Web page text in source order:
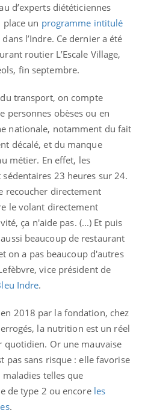
d’experts diététiciennes
un programme intitulé
dans l’Indre. Ce dernier a été
routier L’Escale Village,
fin septembre.
transport, on compte
personnes obèses ou en
nationale, notamment du fait
décalé, et du manque
métier. En effet, les
23 heures sur 24.
recoucher directement
le volant directement
ça n'aide pas. (...) Et puis
beaucoup de restaurant
on a pas beaucoup d'autres
vice président de
Indre.
2018 par la fondation, chez
la nutrition est un réel
quotidien. Or une mauvaise
pas sans risque : elle favorise
telles que
de type 2 ou encore les
.